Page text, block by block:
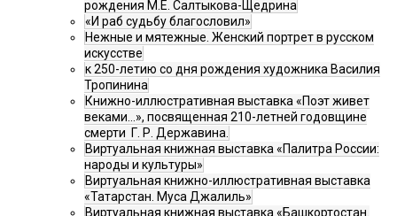
рождения М.Е. Салтыкова-Щедрина
«И раб судьбу благословил»
Нежные и мятежные. Женский портрет в русском
искусстве
к 250-летию со дня рождения художника Василия
Тропинина
Книжно-иллюстративная выставка «Поэт живет
веками…», посвященная 210-летней годовщине
смерти Г. Р. Державина.
Виртуальная книжная выставка «Палитра России:
народы и культуры»
Виртуальная книжно-иллюстративная выставка
«Татарстан. Муса Джалиль»
Виртуальная книжная выставка «Башкортостан.